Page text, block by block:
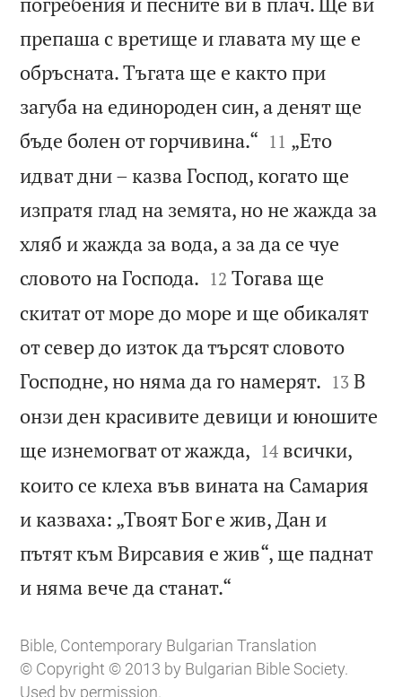
препаша с вретище и главата му ще е
обръсната. Тъгата ще е както при
загуба на единороден син, а денят ще
бъде болен от горчивина.“ 

11 „Ето
идват дни – казва Господ, когато ще
изпратя глад на земята, но не жажда за
хляб и жажда за вода, а за да се чуе
словото на Господа. 

12 Тогава ще
скитат от море до море и ще обикалят
от север до изток да търсят словото
Господне, но няма да го намерят. 

13 В
онзи ден красивите девици и юношите
ще изнемогват от жажда, 

14 всички,
които се клеха във вината на Самария
и казваха: „Твоят Бог е жив, Дан и
пътят към Вирсавия е жив“, ще паднат
и няма вече да станат.“
Bible, Contemporary Bulgarian Translation
© Copyright © 2013 by Bulgarian Bible Society.
Used by permission.